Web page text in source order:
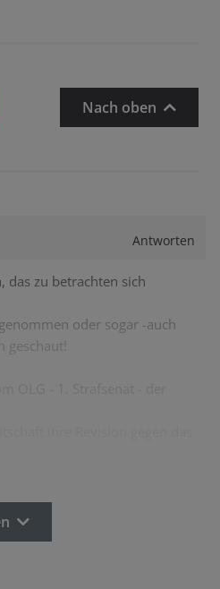
Nach oben
Antworten
das zu betrachten sich
oder sogar -auch
geschaut!